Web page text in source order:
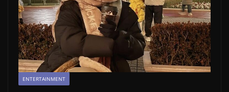
ENTERTAINMENT